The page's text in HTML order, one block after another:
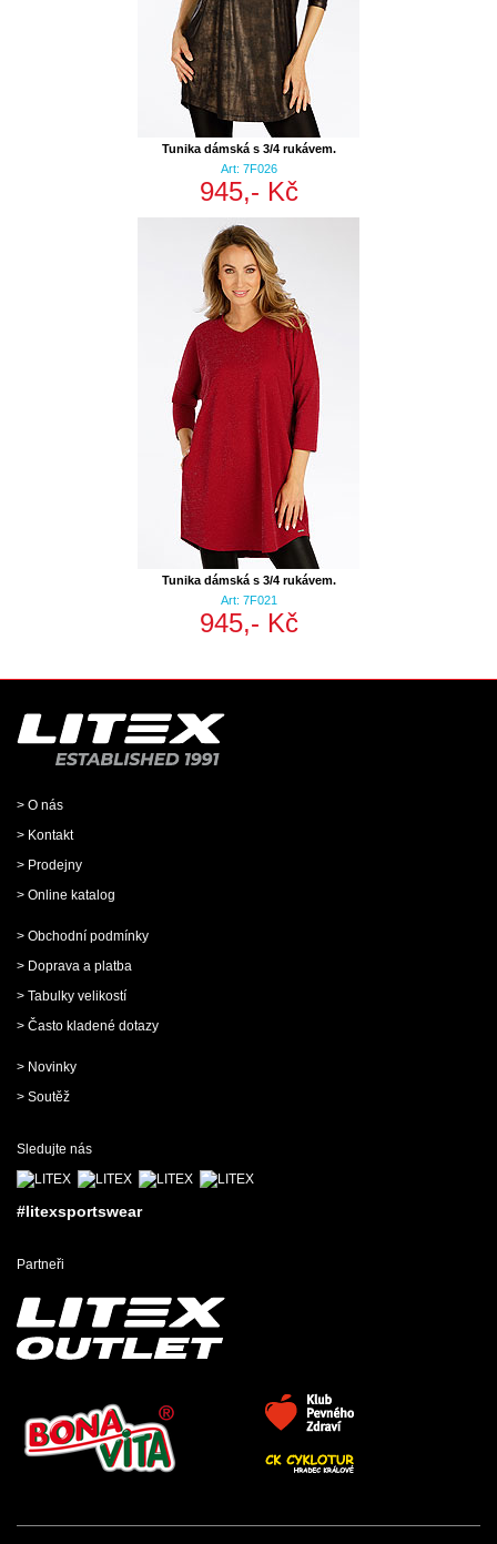
Tunika dámská s 3/4 rukávem.
Art: 7F026
945,- Kč
Tunika dámská s 3/4 rukávem.
Art: 7F021
945,- Kč
> O nás
> Kontakt
> Prodejny
> Online katalog
> Obchodní podmínky
> Doprava a platba
> Tabulky velikostí
> Často kladené dotazy
> Novinky
> Soutěž
Sledujte nás
#litexsportswear
Partneři